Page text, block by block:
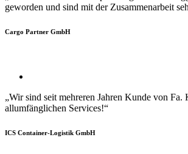
geworden und sind mit der Zusammenarbeit
Cargo Partner GmbH
„Wir sind seit mehreren Jahren Kunde von Fa.
allumfänglichen Services!“
ICS Container-Logistik GmbH